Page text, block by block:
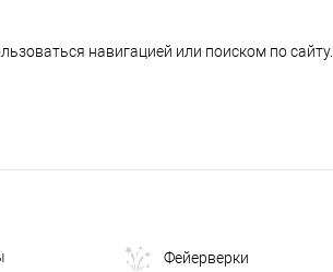
навигацией или поиском по сайту.
Фейерверки